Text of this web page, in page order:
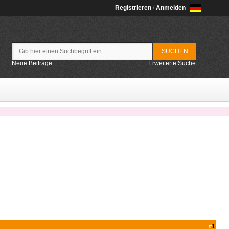
Registrieren / Anmelden
Neue Beiträge Erweiterte Suche
#1